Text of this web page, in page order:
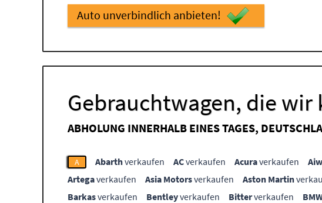
Auto unverbindlich anbieten!
Gebrauchtwagen, die wir
ABHOLUNG INNERHALB EINES TAGES,
A Abarthverkaufen ACverkaufen Acuraverkaufen
Artegaverkaufen Asia Motorsverkaufen Aston Martin
Barkasverkaufen Bentleyverkaufen Bitterverkaufen